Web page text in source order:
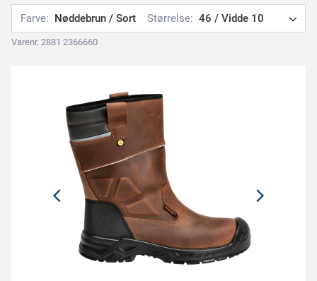
Farve: Nøddebrun / Sort Størrelse: 46 / Vidde 10
Varenr. 2881 2366660